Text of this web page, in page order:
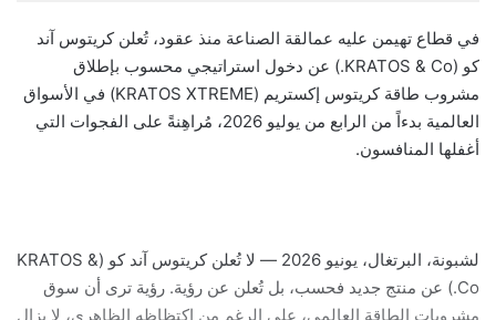
في قطاع تهيمن عليه عمالقة الصناعة منذ عقود، تُعلن كريتوس آند
كو (KRATOS & Co.) عن دخول استراتيجي محسوب بإطلاق
مشروب طاقة كريتوس إكستريم (KRATOS XTREME) في الأسواق
العالمية بدءاً من الرابع من يوليو 2026، مُراهِنةً على الفجوات التي
أغفلها المنافسون.
لشبونة، البرتغال، يونيو 2026 — لا تُعلن كريتوس آند كو (KRATOS &
Co.) عن منتج جديد فحسب، بل تُعلن عن رؤية. رؤية ترى أن سوق
مشروبات الطاقة العالمي، على الرغم من اكتظاظه الظاهري، لا يزال